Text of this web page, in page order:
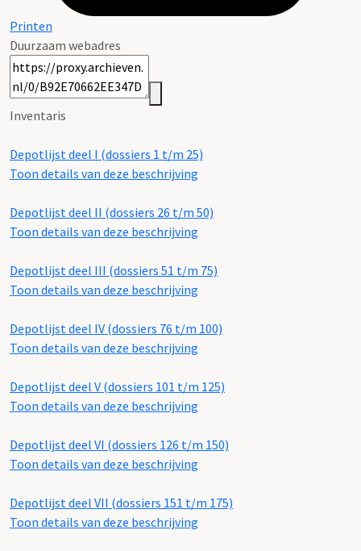
Printen
Duurzaam webadres
Inventaris
Depotlijst deel I (dossiers 1 t/m 25)
Toon details van deze beschrijving
Depotlijst deel II (dossiers 26 t/m 50)
Toon details van deze beschrijving
Depotlijst deel III (dossiers 51 t/m 75)
Toon details van deze beschrijving
Depotlijst deel IV (dossiers 76 t/m 100)
Toon details van deze beschrijving
Depotlijst deel V (dossiers 101 t/m 125)
Toon details van deze beschrijving
Depotlijst deel VI (dossiers 126 t/m 150)
Toon details van deze beschrijving
Depotlijst deel VII (dossiers 151 t/m 175)
Toon details van deze beschrijving